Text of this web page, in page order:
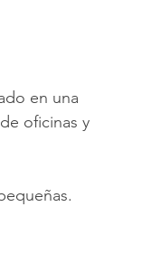
en una
oficinas y